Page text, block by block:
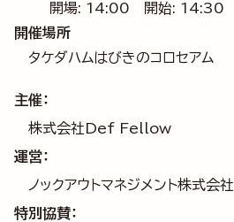
開場: 14:00
開始: 14:30
開催場所
タケダハムはびきのコロセアム
主催：
株式会社Def Fellow
運営：
ノックアウトマネジメント株式会社
特別協賛：